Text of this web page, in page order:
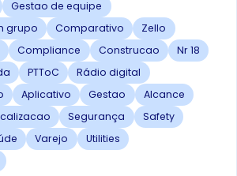
Gestao de equipe
grupo
Comparativo
Zello
Compliance Construcao
Nr 18
PTToC
Rádio digital
Aplicativo Gestao
Alcance
Segurança
Safety
Varejo
Utilities